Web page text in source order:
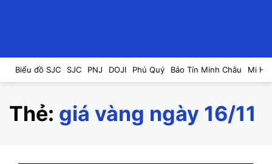
Biểu đồ SJC SJC PNJ DOJI Phú Quý Bảo Tín Minh Châu Mi
Thẻ: giá vàng ngày 16/11